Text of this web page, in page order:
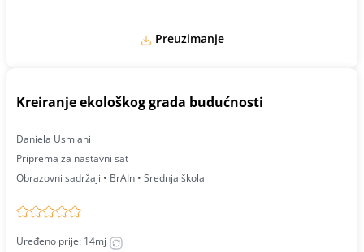
Preuzimanje
Kreiranje ekološkog grada budućnosti
Daniela Usmiani
Priprema za nastavni sat
Obrazovni sadržaji • BrAIn • Srednja škola
Uređeno prije: 14mj